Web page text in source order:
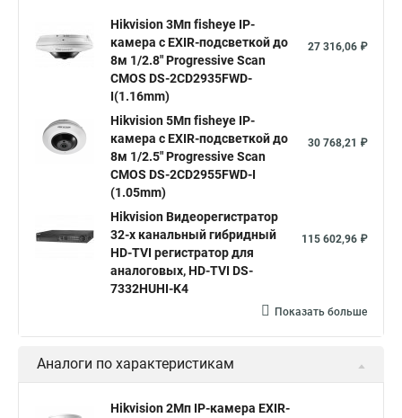
Hikvision купить Hikvision уличная ip камера
Hikvision poe
Hikvision 2 8 mm Hikvision camera Hikvision 2cd1148 i b
Видеонаблюдение Ip видеокамеры
Hikvision 2cd2142fwd
Hikvision ds 2cd1148 hikvision ds 2cd1148 i b
hikvision ds 2cd2042wd i Видеокамера hikvision
Видеокамеры hikvision ds
Камера Hikvision ds 2ce16d8t
Видеокамера hikvision hiwatch
Камера Hikvision ds 2cd2442fwd
Hikvision 3Мп fisheye IP-
камера c EXIR-подсветкой до
8м 1/2.8" Progressive Scan
CMOS DS-2CD2935FWD-
I(1.16mm)
27 316,06 ₽
Hikvision 5Мп fisheye IP-
камера c EXIR-подсветкой до
8м 1/2.5" Progressive Scan
CMOS DS-2CD2955FWD-I
(1.05mm)
30 768,21 ₽
Hikvision Видеорегистратор
32-х канальный гибридный
HD-TVI регистратор для
аналоговых, HD-TVI DS-
7332HUHI-K4
115 602,96 ₽
Показать больше
Аналоги по характеристикам
Hikvision 2Мп IP-камера EXIR-